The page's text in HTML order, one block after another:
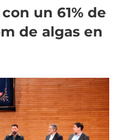
un 61% de
de algas en